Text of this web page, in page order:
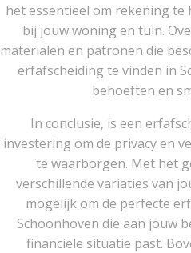
het essentieel om rekening te
bij jouw woning en tuin.
materialen en patronen die
erfafscheiding te vinden in
behoeften en
In conclusie, is een
investering om de privacy en
te waarborgen. Met het
verschillende variaties van
mogelijk om de perfecte
Schoonhoven die aan jouw
financiële situatie past.